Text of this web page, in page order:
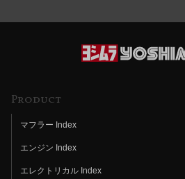
Product
マフラー Index
エンジン Index
エレクトリカル Index